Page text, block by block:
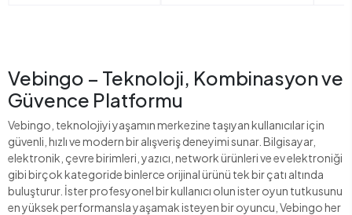
Vebingo – Teknoloji, Kombinasyon ve
Güvence Platformu
Vebingo, teknolojiyi yaşamın merkezine taşıyan kullanıcılar için
güvenli, hızlı ve modern bir alışveriş deneyimi sunar. Bilgisayar,
elektronik, çevre birimleri, yazıcı, network ürünleri ve ev elektroniği
gibi birçok kategoride binlerce orijinal ürünü tek bir çatı altında
buluşturur. İster profesyonel bir kullanıcı olun ister oyun tutkusunu
en yüksek performansla yaşamak isteyen bir oyuncu, Vebingo her